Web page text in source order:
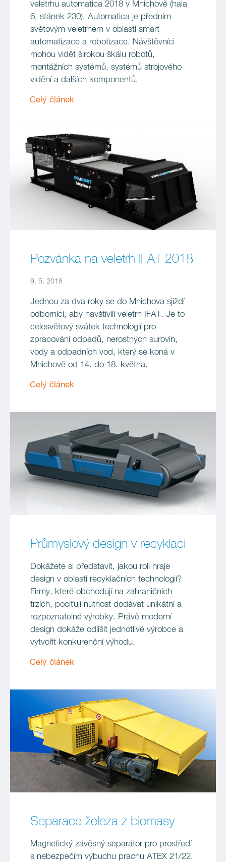
veletrhu automatica 2018 v Mnichově (hala
6, stánek 230). Automatica je předním
světovým veletrhem v oblasti smart
automatizace a robotizace. Návštěvníci
mohou vidět širokou škálu robotů,
montážních systémů, systémů strojového
vidění a dalších komponentů.
Celý článek
Pozvánka na veletrh IFAT 2018
9. 5. 2018
Jednou za dva roky se do Mnichova sjíždí
odborníci, aby navštívili veletrh IFAT. Je to
celosvětový svátek technologií pro
zpracování odpadů, nerostných surovin,
vody a odpadních vod, který se koná v
Mnichově od 14. do 18. května.
Celý článek
Průmyslový design v recyklaci
Dokážete si představit, jakou roli hraje
design v oblasti recyklačních technologií?
Firmy, které obchodují na zahraničních
trzích, pociťují nutnost dodávat unikátní a
rozpoznatelné výrobky. Právě moderní
design dokáže odlišit jednotlivé výrobce a
vytvořit konkurenční výhodu.
Celý článek
Separace železa z biomasy
Magnetický závěsný separátor pro prostředí
s nebezpečím výbuchu prachu ATEX 21/22.